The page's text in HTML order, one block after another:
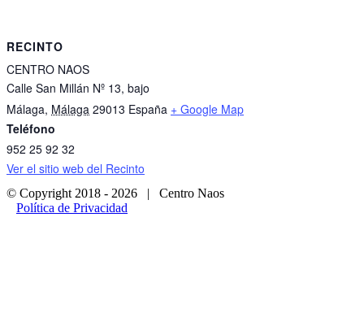
RECINTO
CENTRO NAOS
Calle San Millán Nº 13, bajo
Málaga, Málaga 29013 España + Google Map
Teléfono
952 25 92 32
Ver el sitio web del Recinto
© Copyright 2018 - 2026 | Centro Naos
Política de Privacidad